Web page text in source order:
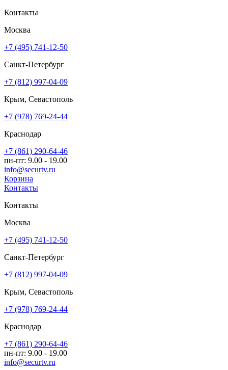
Контакты
Москва
+7 (495) 741-12-50
Санкт-Петербург
+7 (812) 997-04-09
Крым, Севастополь
+7 (978) 769-24-44
Краснодар
+7 (861) 290-64-46
пн-пт: 9.00 - 19.00
info@securtv.ru
Корзина
Контакты
Контакты
Москва
+7 (495) 741-12-50
Санкт-Петербург
+7 (812) 997-04-09
Крым, Севастополь
+7 (978) 769-24-44
Краснодар
+7 (861) 290-64-46
пн-пт: 9.00 - 19.00
info@securtv.ru